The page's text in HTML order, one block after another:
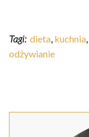
Tagi: dieta, kuchnia,
odżywianie